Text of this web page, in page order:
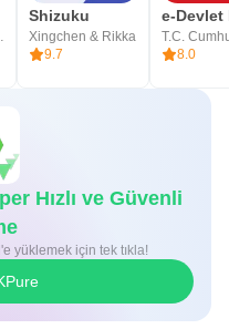
Shizuku
Xingchen & Rikka
9.7
8.0
Hızlı ve Güvenli
yüklemek için tek tıkla!